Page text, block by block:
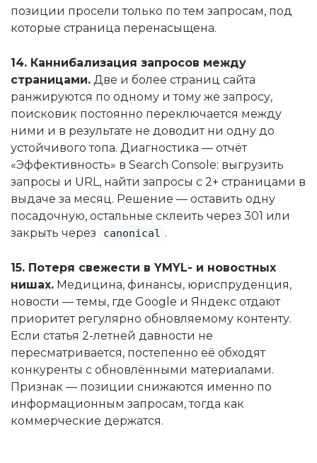
позиции просели только по тем запросам, под
которые страница перенасыщена.
14. Каннибализация запросов между
страницами. Две и более страниц сайта
ранжируются по одному и тому же запросу,
поисковик постоянно переключается между
ними и в результате не доводит ни одну до
устойчивого топа. Диагностика — отчёт
«Эффективность» в Search Console: выгрузить
запросы и URL, найти запросы с 2+ страницами в
выдаче за месяц. Решение — оставить одну
посадочную, остальные склеить через 301 или
закрыть через
canonical .
15. Потеря свежести в YMYL- и новостных
нишах. Медицина, финансы, юриспруденция,
новости — темы, где Google и Яндекс отдают
приоритет регулярно обновляемому контенту.
Если статья 2-летней давности не
пересматривается, постепенно её обходят
конкуренты с обновлёнными материалами.
Признак — позиции снижаются именно по
информационным запросам, тогда как
коммерческие держатся.